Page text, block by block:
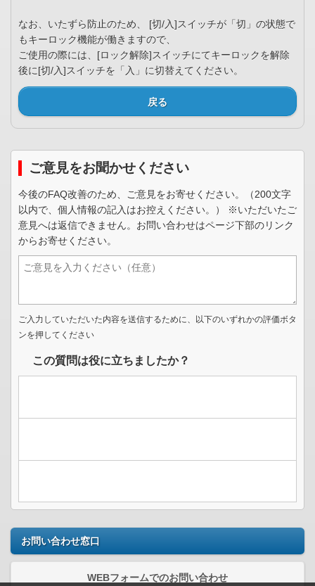
なお、いたずら防止のため、 [切/入]スイッチが「切」の状態で
もキーロック機能が働きますので、
ご使用の際には、[ロック解除]スイッチにてキーロックを解除
後に[切/入]スイッチを「入」に切替えてください。
戻る
ご意見をお聞かせください
今後のFAQ改善のため、ご意見をお寄せください。（200文字
以内で、個人情報の記入はお控えください。） ※いただいたご
意見へは返信できません。お問い合わせはページ下部のリンク
からお寄せください。
ご入力していただいた内容を送信するために、以下のいずれかの評価ボタ
ンを押してください
この質問は役に立ちましたか？
お問い合わせ窓口
WEBフォームでのお問い合わせ